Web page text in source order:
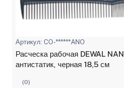
Артикул: CO-******ANO
Расческа рабочая DEWAL
антистатик, черная 18,5 см
(0)